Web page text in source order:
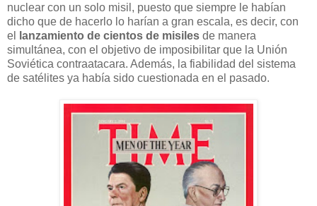
nuclear con un solo misil, puesto que siempre le habían
dicho que de hacerlo lo harían a gran escala, es decir, con
el
lanzamiento de cientos de misiles de manera
simultánea, con el objetivo de imposibilitar que la Unión
Soviética contraatacara. Además, la fiabilidad del sistema
de satélites ya había sido cuestionada en el pasado.